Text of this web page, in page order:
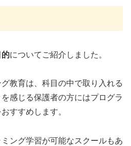
的についてご紹介しました。
教育は、科目の中で取り入れる
感じる保護者の方にはプログラ
すすめします。
ング学習が可能なスクールもあ